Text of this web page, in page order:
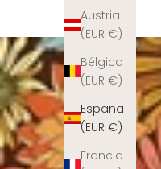
Austria
(EUR €)
Bélgica
(EUR €)
España
(EUR €)
Francia